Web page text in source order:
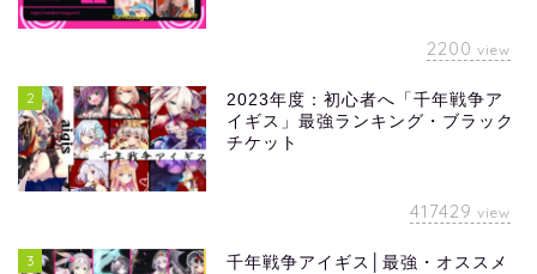
2200 view
2
2023年度：初心者へ「千年戦争ア
イギス」最強ランキング・ブラック
チケット
417429 view
3
千年戦争アイギス│最強・オススメ